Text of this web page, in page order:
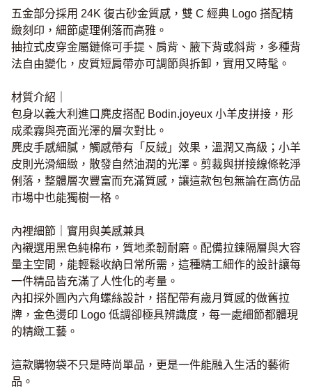
五金部分採用 24K 復古砂金質感，雙 C 經典 Logo 搭配精
緻刻印，細節處理俐落而高雅。
抽拉式皮穿金屬鏈條可手提、肩背、腋下背或斜背，多種背
法自由變化，皮質短肩帶亦可調節與拆卸，實用又時髦。
材質介紹｜
包身以義大利進口麂皮搭配 Bodin.joyeux 小羊皮拼接，形
成柔霧與亮面光澤的層次對比。
麂皮手感細膩，觸感帶有「反絨」效果，溫潤又高級；小羊
皮則光滑細緻，散發自然油潤的光澤。剪裁與拼接線條乾淨
俐落，整體層次豐富而充滿質感，讓這款包包無論在高仿品
市場中也能獨樹一格。
內裡細節｜實用與美感兼具
內襯選用黑色純棉布，質地柔韌耐磨。配備拉鍊隔層與大容
量主空間，能輕鬆收納日常所需，這種精工細作的設計讓每
一件精品皆充滿了人性化的考量。
內扣採外圓內六角螺絲設計，搭配帶有歲月質感的做舊拉
牌，金色燙印 Logo 低調卻極具辨識度，每一處細節都體現
的精緻工藝。
這款購物袋不只是時尚單品，更是一件能融入生活的藝術
品。